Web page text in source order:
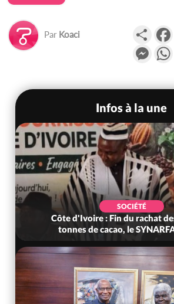
Par Koaci
Infos à la une
SOCIÉTÉ
Côte d'Ivoire : MIRAH, bras de
mutuelle, le SYNHA-CI